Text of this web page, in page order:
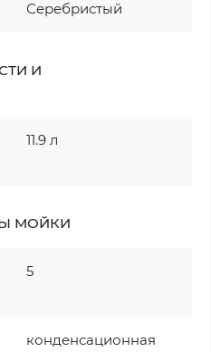
Серебристый
И
11.9 л
МОЙКИ
5
конденсационная